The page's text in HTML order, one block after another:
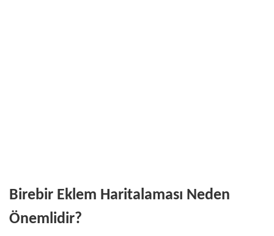
Birebir Eklem Haritalaması Neden
Önemlidir?